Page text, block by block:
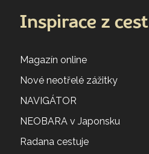
Inspirace z cest
Magazín online
Nové neotřelé zážitky
NAVIGÁTOR
NEOBARA v Japonsku
Radana cestuje